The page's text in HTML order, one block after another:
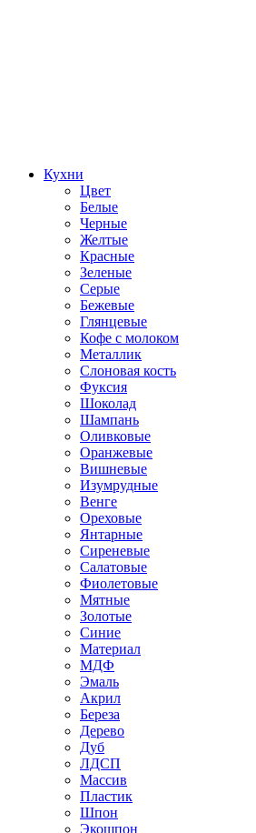
Кухни
Цвет
Белые
Черные
Желтые
Красные
Зеленые
Серые
Бежевые
Глянцевые
Кофе с молоком
Металлик
Слоновая кость
Фуксия
Шоколад
Шампань
Оливковые
Оранжевые
Вишневые
Изумрудные
Венге
Ореховые
Янтарные
Сиреневые
Салатовые
Фиолетовые
Мятные
Золотые
Синие
Материал
МДФ
Эмаль
Акрил
Береза
Дерево
Дуб
ЛДСП
Массив
Пластик
Шпон
Экошпон